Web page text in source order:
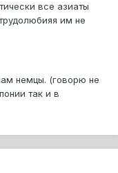
все азиаты
им не
немцы. (говорю не
так и в